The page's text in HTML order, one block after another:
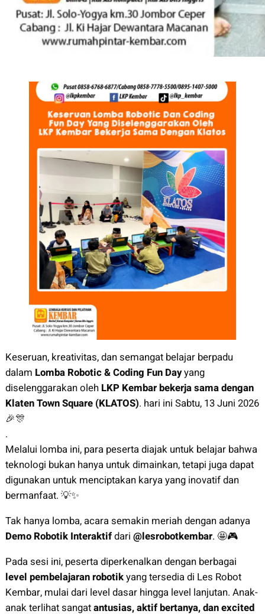
Keseruan, kreativitas, dan semangat belajar berpadu
dalam Lomba Robotic & Coding Fun Dayyang
diselenggarakan oleh LKP Kembar bekerja sama dengan
Klaten Town Square (KLATOS). hari ini Sabtu, 13 Juni 2026
🎉🎊
.
Melalui lomba ini, para peserta diajak untuk belajar bahwa
teknologi bukan hanya untuk dimainkan, tetapi juga dapat
digunakan untuk menciptakan karya yang inovatif dan
bermanfaat. 💡✨
Tak hanya lomba, acara semakin meriah dengan adanya
Demo Robotik Interaktifdari @lesrobotkembar. 🤩🎮
Pada sesi ini, peserta diperkenalkan dengan berbagai
level pembelajaran robotikyang tersedia di Les Robot
Kembar, mulai dari level dasar hingga level lanjutan. Anak-
anak terlihat sangatantusias, aktif bertanya, dan excited